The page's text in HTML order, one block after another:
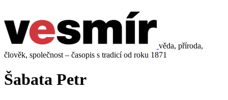
věda, příroda,
člověk, společnost – časopis s tradicí od roku 1871
Šabata Petr